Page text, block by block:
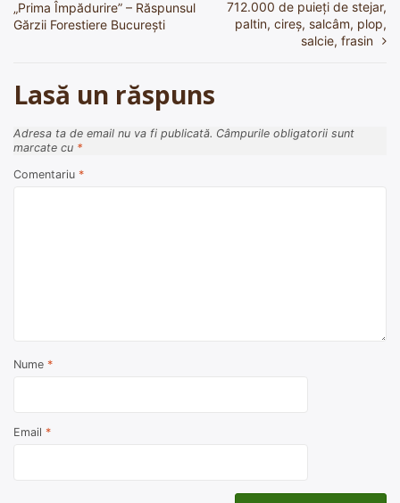
în
articole
„Prima Împădurire” – Răspunsul
Gărzii Forestiere București
712.000 de puieți de stejar,
paltin, cireș, salcâm, plop,
salcie, frasin
Lasă un răspuns
Adresa ta de email nu va fi publicată. Câmpurile obligatorii sunt
marcate cu *
Comentariu *
Nume *
Email *